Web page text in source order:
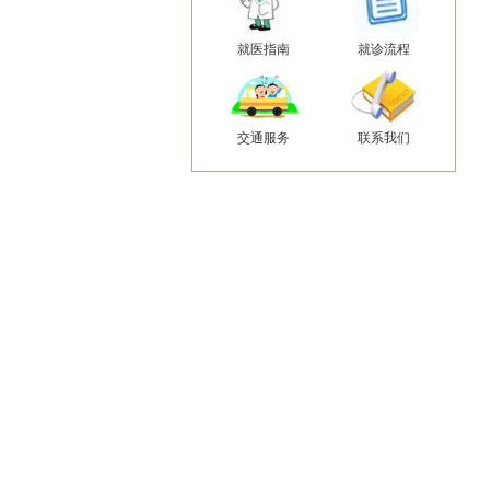
就医指南 就诊流程
交通服务 联系我们